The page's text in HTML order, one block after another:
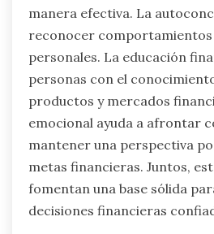
manera efectiva. La
reconocer
personales. La educación
personas con el
productos y mercados
emocional ayuda a afrontar
mantener una perspectiva
metas financieras. Juntos,
fomentan una base sólida
decisiones financieras